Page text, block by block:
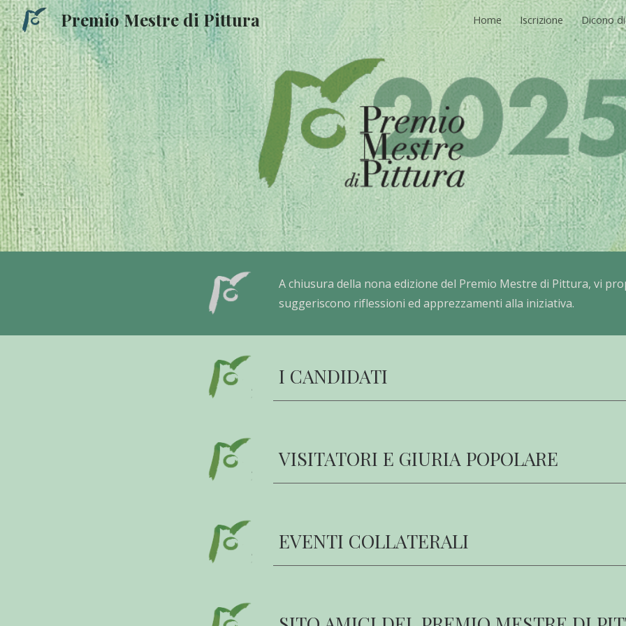
Skip to main content Skip to
Premio Mestre di Pittura Home Iscrizione Dicono
A chiusura della nona edizione del Premio Mestre di Pittura, vi
suggeriscono riflessioni ed apprezzamenti alla iniziativa.
I CANDIDATI
VISITATORI E GIURIA POPOLARE
EVENTI COLLATERALI